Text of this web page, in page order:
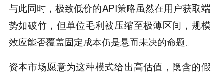
与此同时，极致低价的API策略虽然在用户获取端
势如破竹，但单位毛利被压缩至极薄区间，规模
效应能否覆盖固定成本仍是悬而未决的命题。
资本市场愿意为这种模式给出高估值，隐含的假